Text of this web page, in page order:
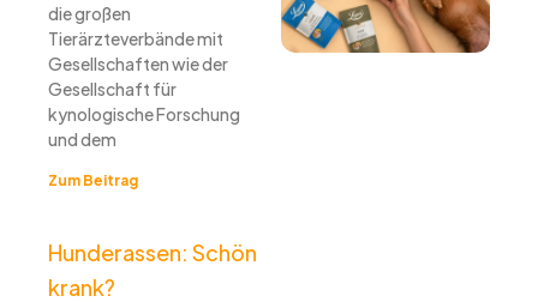
die großen
Tierärzteverbände mit
Gesellschaften wie der
Gesellschaft für
kynologische Forschung
und dem
Zum Beitrag
Hunderassen: Schön
krank?